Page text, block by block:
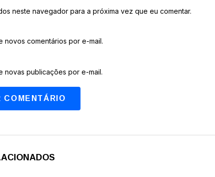
neste navegador para a próxima vez que eu comentar.
novos comentários por e-mail.
novas publicações por e-mail.